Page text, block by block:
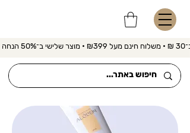
הנחה